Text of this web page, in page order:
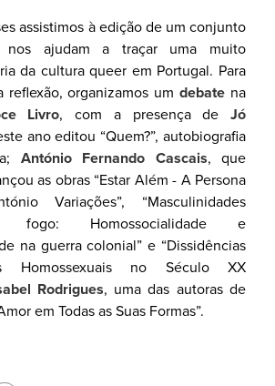
assistimos à edição de um conjunto
ajudam a traçar uma muito
da cultura queer em Portugal. Para
reflexão, organizamos umdebate na
Livro, com a presença de Jó
ano editou “Quem?”, autobiografia
António Fernando Cascais, que
as obras “Estar Além - A Persona
Variações”, “Masculinidades
Homossocialidade e
na guerra colonial” e “Dissidências
Homossexuais no Século XX
Rodrigues, uma das autoras de
em Todas as Suas Formas”.